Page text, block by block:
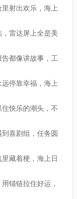
射出欢乐，海上
雷达屏上全是美
都像讲故事，工
停靠幸福，海上
快乐的潮头，不
喜剧组，任务圆
藏着梗，海上日
锚链拉住好运，